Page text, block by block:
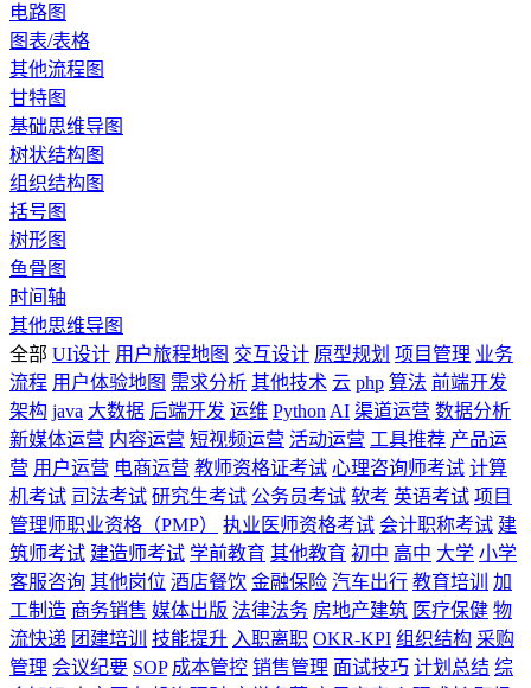
电路图
图表/表格
其他流程图
甘特图
基础思维导图
树状结构图
组织结构图
括号图
树形图
鱼骨图
时间轴
其他思维导图
全部 UI设计 用户旅程地图 交互设计 原型规划 项目管理 业务
流程 用户体验地图 需求分析 其他技术 云 php 算法 前端开发
架构 java 大数据 后端开发 运维 Python AI 渠道运营 数据分析
新媒体运营 内容运营 短视频运营 活动运营 工具推荐 产品运
营 用户运营 电商运营 教师资格证考试 心理咨询师考试 计算
机考试 司法考试 研究生考试 公务员考试 软考 英语考试 项目
管理师职业资格（PMP）
执业医师资格考试 会计职称考试 建
筑师考试 建造师考试 学前教育 其他教育 初中 高中 大学 小学
客服咨询 其他岗位 酒店餐饮 金融保险 汽车出行 教育培训
加
工制造 商务销售 媒体出版 法律法务 房地产建筑 医疗保健 物
流快递 团建培训 技能提升 入职离职 OKR-KPI 组织结构 采购
管理 会议纪要 SOP 成本管控 销售管理 面试技巧 计划总结 综